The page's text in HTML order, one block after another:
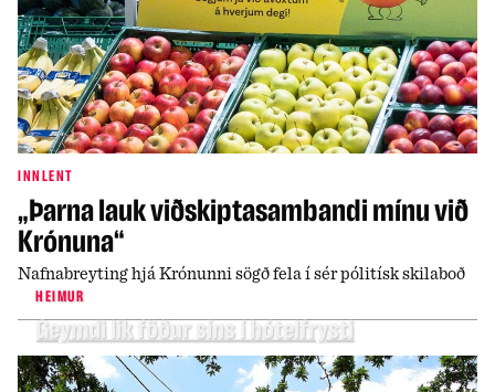
INNLENT
„Þarna lauk viðskiptasambandi mínu við
Krónuna“
Nafnabreyting hjá Krónunni sögð fela í sér pólitísk skilaboð
HEIMUR
Geymdi lík föður síns í hótelfrysti